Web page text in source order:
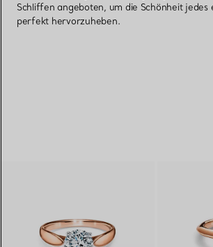
Schliffen angeboten, um die Schönheit jedes
perfekt hervorzuheben.